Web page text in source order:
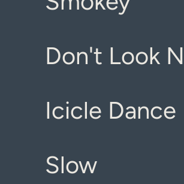
Don't Look
Icicle Dance
Slow